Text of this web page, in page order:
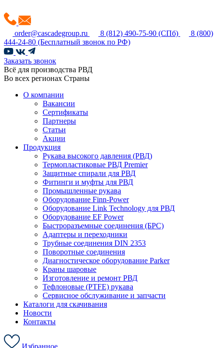
order@cascadegroup.ru 8 (812) 490-75-90 (СПб)
8 (800)
444-24-80 (Бесплатный звонок по РФ)
Заказать звонок
Всё для производства РВД
Во всех регионах Страны
О компании
Вакансии
Сертификаты
Партнеры
Статьи
Акции
Продукция
Рукава высокого давления (РВД)
Термопластиковые РВД Premier
Защитные спирали для РВД
Фитинги и муфты для РВД
Промышленные рукава
Оборудование Finn-Power
Оборудование Link Technology для РВД
Оборудование EF Power
Быстроразъемные соединения (БРС)
Адаптеры и переходники
Трубные соединения DIN 2353
Поворотные соединения
Диагностическое оборудование Parker
Краны шаровые
Изготовление и ремонт РВД
Тефлоновые (PTFE) рукава
Сервисное обслуживание и запчасти
Каталоги для скачивания
Новости
Контакты
Избранное